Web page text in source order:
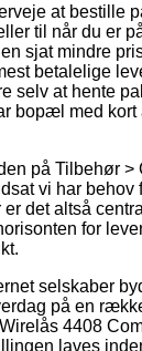
at bestille
til når du er
sjat mindre
betalelige
selv at hente
bopæl med
på Tilbehør >
vi har behov
det altså
for
selskaber
på en
4408
laves